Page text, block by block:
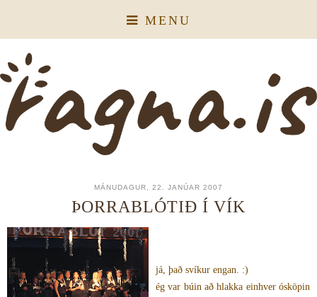
MENU
MÁNUDAGUR, 22. JANÚAR 2007
ÞORRABLÓTIÐ Í VÍK
já, það svíkur engan. :)
ég var búin að hlakka einhver ósköpin